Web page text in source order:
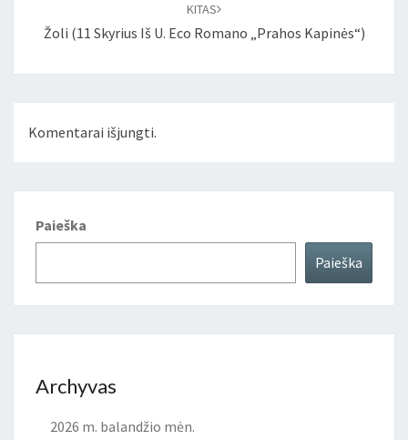
KITAS
Žoli (11 Skyrius Iš U. Eco Romano „Prahos Kapinės“)
Komentarai išjungti.
Paieška
Paieška
Archyvas
2026 m. balandžio mėn.